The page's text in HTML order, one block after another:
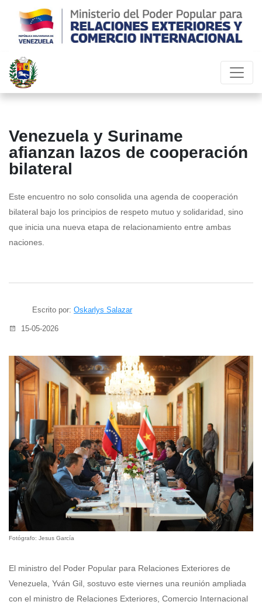
Venezuela y Suriname
afianzan lazos de cooperación
bilateral
Este encuentro no solo consolida una agenda de cooperación
bilateral bajo los principios de respeto mutuo y solidaridad, sino
que inicia una nueva etapa de relacionamiento entre ambas
naciones.
Escrito por: Oskarlys Salazar
15-05-2026
Fotógrafo: Jesus García
El ministro del Poder Popular para Relaciones Exteriores de
Venezuela, Yván Gil, sostuvo este viernes una reunión ampliada
con el ministro de Relaciones Exteriores, Comercio Internacional